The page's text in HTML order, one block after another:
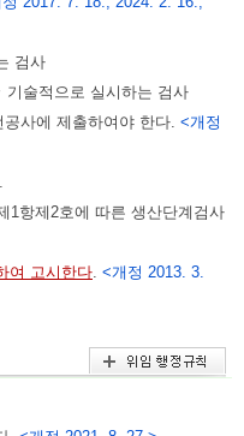
검사
기술적으로 실시하는 검사
사에 제출하여야 한다. <개정
1항제2호에 따른 생산단계검사
여 고시한다. <개정 2013. 3.